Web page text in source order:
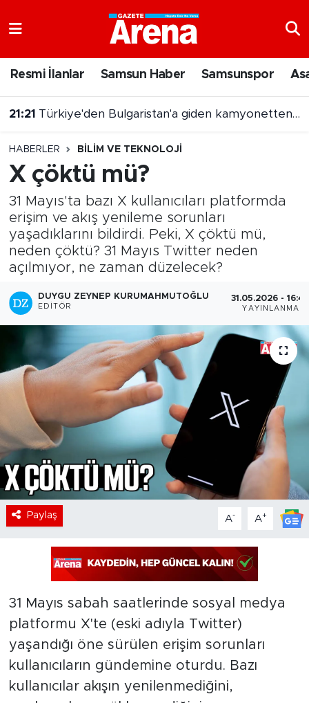
Resmi İlanlar Samsun Haber Samsunspor
21:21 Türkiye'den Bulgaristan'a giden kamyonetten 5 kilo altın çıktı
HABERLER BILIM VE TEKNOLOJI
X çöktü mü?
31 Mayıs'ta bazı X kullanıcıları platformda
erişim ve akış yenileme sorunları
yaşadıklarını bildirdi. Peki, X çöktü mü,
neden çöktü? 31 Mayıs Twitter neden
açılmıyor, ne zaman düzelecek?
DUYGU ZEYNEP KURUMAHMUTOĞLU
EDITÖR
31.05.2026 -
YAYINLANMA
Paylaş A- A+
31 Mayıs sabah saatlerinde sosyal medya
platformu X'te (eski adıyla Twitter)
yaşandığı öne sürülen erişim sorunları
kullanıcıların gündemine oturdu. Bazı
kullanıcılar akışın yenilenmediğini,
Samsun Namaz Vakitleri
Süper Lig Puan Durumu ve Fikstür
Tüm Manşetler
Son Dakika Haberleri
Haber Arşivi